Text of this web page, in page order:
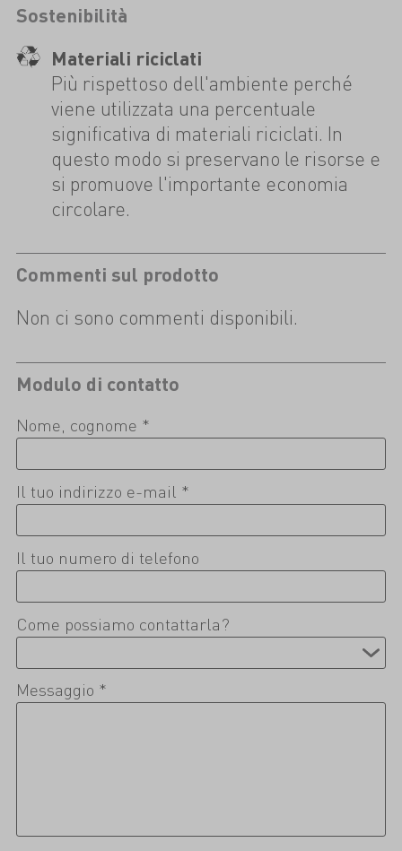
Sostenibilità
Materiali riciclati
Più rispettoso dell'ambiente perché
viene utilizzata una percentuale
significativa di materiali riciclati. In
questo modo si preservano le risorse e
si promuove l'importante economia
circolare.
Commenti sul prodotto
Non ci sono commenti disponibili.
Modulo di contatto
Nome, cognome *
Il tuo indirizzo e-mail *
Il tuo numero di telefono
Come possiamo contattarla?
Messaggio *